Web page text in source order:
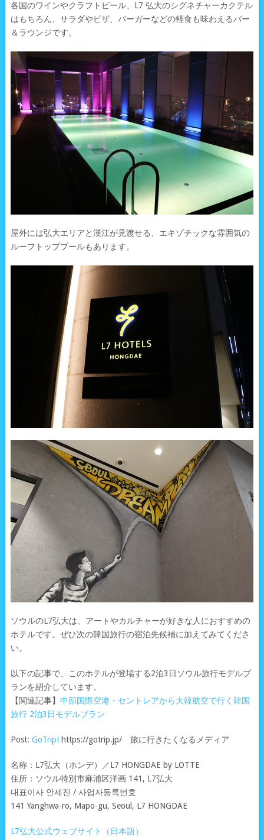
各国のワインやクラフトビール、L7 弘大のシグネチャーカクテル
はもちろん、サラダやピザ、バーガーなどの軽食も味わえるバー
＆ラウンジです。
屋外には弘大エリアと漢江が見渡せる、エキゾチックな雰囲気の
ルーフトッププールもあります。
ソウルのL7弘大は、アートやカルチャーが好きな人におすすめの
ホテルです。ぜひ次の韓国旅行の宿泊先候補に加えてみてくださ
い。
以下の記事で、このホテルが登場する2泊3日ソウル旅行モデルプ
ランを紹介しています。
【関連記事】 中部国際空港・セントレアから大韓航空で行く韓国
旅行 2泊3日モデルプラン
Post: GoTrip!https://gotrip.jp/ 旅に行きたくなるメディア
名称：L7弘大（ホンデ）／L7 HONGDAE by LOTTE
住所：ソウル特別市麻浦区洋画 141, L7弘大
대표이사 안세진 / 사업자등록번호
141 Yanghwa-ro, Mapo-gu, Seoul, L7 HONGDAE
L7弘大公式ウェブサイト（日本語）